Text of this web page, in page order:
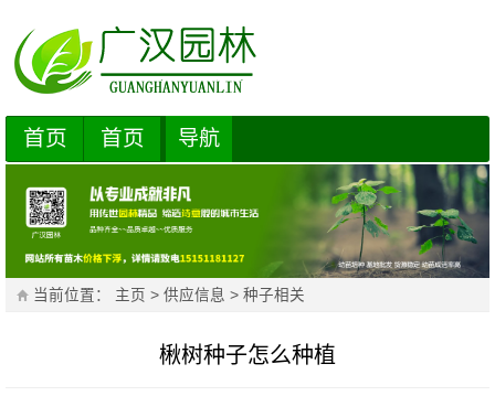
首页 首页 导航
当前位置： 主页 >供应信息 >种子相关
楸树种子怎么种植